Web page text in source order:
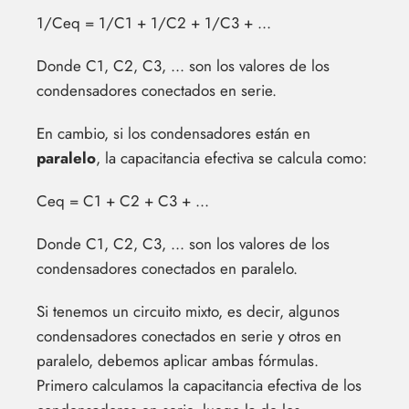
1/Ceq = 1/C1 + 1/C2 + 1/C3 + ...
Donde C1, C2, C3, ... son los valores de los
condensadores conectados en serie.
En cambio, si los condensadores están en
paralelo, la capacitancia efectiva se calcula como:
Ceq = C1 + C2 + C3 + ...
Donde C1, C2, C3, ... son los valores de los
condensadores conectados en paralelo.
Si tenemos un circuito mixto, es decir, algunos
condensadores conectados en serie y otros en
paralelo, debemos aplicar ambas fórmulas.
Primero calculamos la capacitancia efectiva de los